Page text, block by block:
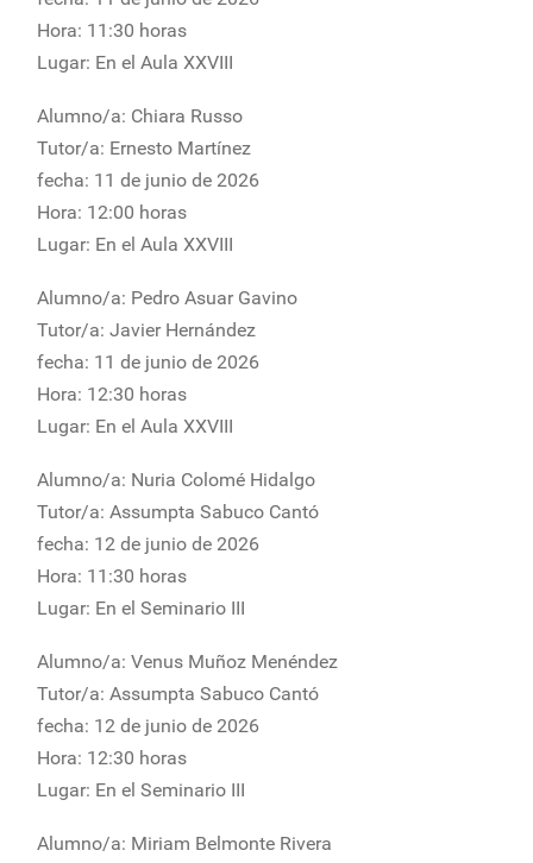
Hora: 11:30 horas
Lugar: En el Aula XXVIII
Alumno/a: Chiara Russo
Tutor/a: Ernesto Martínez
fecha: 11 de junio de 2026
Hora: 12:00 horas
Lugar: En el Aula XXVIII
Alumno/a: Pedro Asuar Gavino
Tutor/a: Javier Hernández
fecha: 11 de junio de 2026
Hora: 12:30 horas
Lugar: En el Aula XXVIII
Alumno/a: Nuria Colomé Hidalgo
Tutor/a: Assumpta Sabuco Cantó
fecha: 12 de junio de 2026
Hora: 11:30 horas
Lugar: En el Seminario III
Alumno/a: Venus Muñoz Menéndez
Tutor/a: Assumpta Sabuco Cantó
fecha: 12 de junio de 2026
Hora: 12:30 horas
Lugar: En el Seminario III
Alumno/a: Miriam Belmonte Rivera